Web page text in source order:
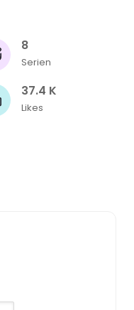
8
Serien
37.4 K
Likes